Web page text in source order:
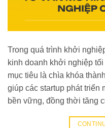
Trong quá trình khởi
kinh doanh khởi nghiệp
mục tiêu là chìa khóa
giúp các startup phát triển
bền vững, đồng thời tăng